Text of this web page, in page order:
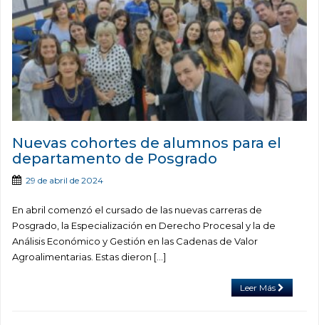
Nuevas cohortes de alumnos para el
departamento de Posgrado
29 de abril de 2024
En abril comenzó el cursado de las nuevas carreras de
Posgrado, la Especialización en Derecho Procesal y la de
Análisis Económico y Gestión en las Cadenas de Valor
Agroalimentarias. Estas dieron […]
Leer Más